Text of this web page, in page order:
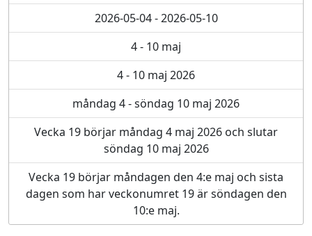
2026-05-04 - 2026-05-10
4 - 10 maj
4 - 10 maj 2026
måndag 4 - söndag 10 maj 2026
Vecka 19 börjar måndag 4 maj 2026 och slutar
söndag 10 maj 2026
Vecka 19 börjar måndagen den 4:e maj och sista
dagen som har veckonumret 19 är söndagen den
10:e maj.